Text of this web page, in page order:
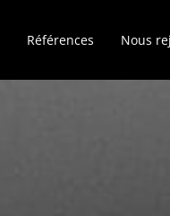
Références Nous